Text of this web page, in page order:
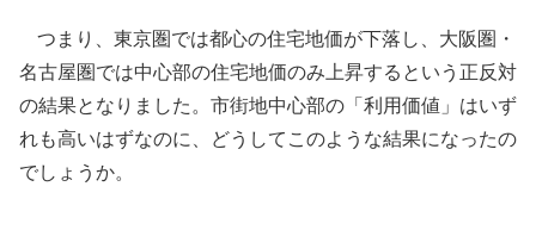
つまり、東京圏では都心の住宅地価が下落し、大阪圏・
名古屋圏では中心部の住宅地価のみ上昇するという正反対
の結果となりました。市街地中心部の「利用価値」はいず
れも高いはずなのに、どうしてこのような結果になったの
でしょうか。